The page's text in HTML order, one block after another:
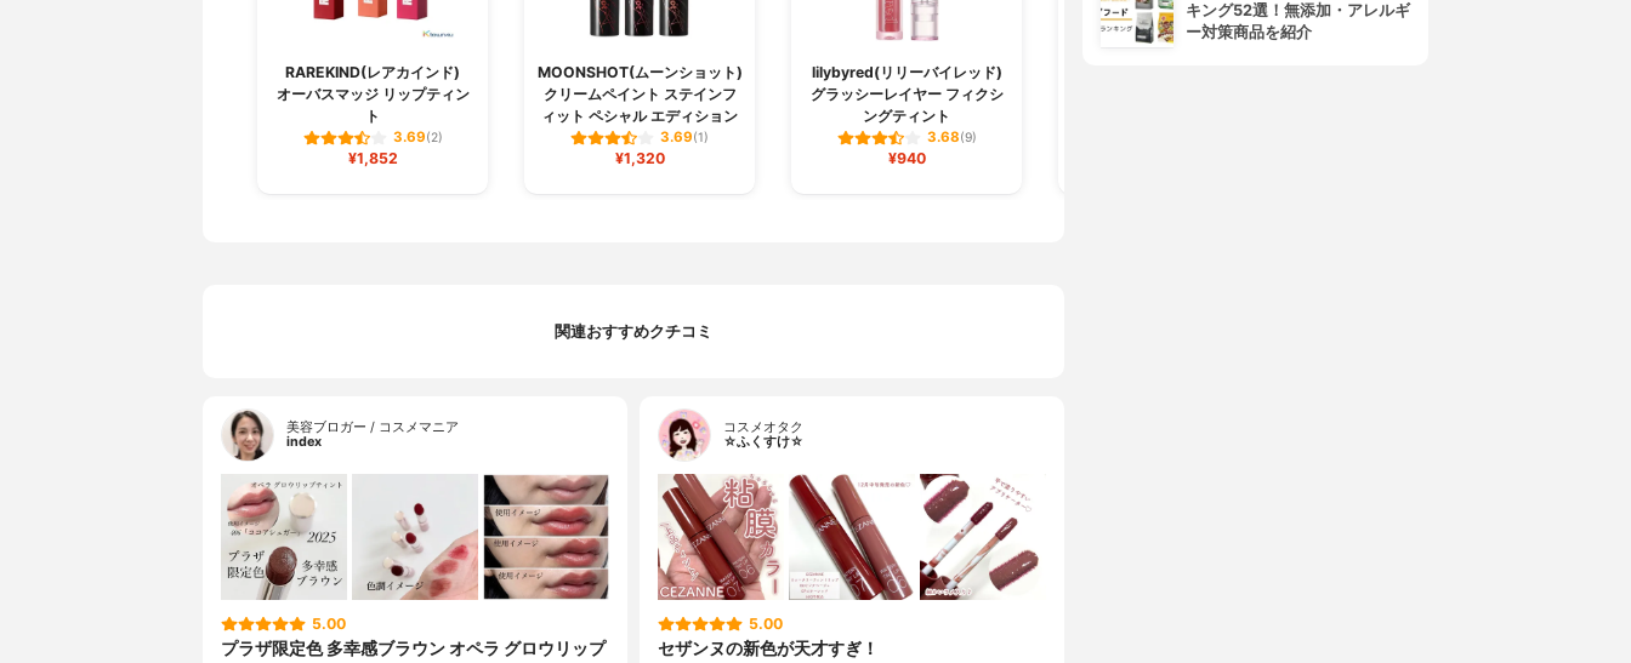
RAREKIND(レアカインド)
オーバスマッジ リップティン
ト
3.69(2)
¥1,852
MOONSHOT(ムーンショット)
クリームペイント ステインフ
ィット ペシャル エディション
3.69(1)
¥1,320
lilybyred(リリーバイレッド)
グラッシーレイヤー フィクシ
ングティント
3.68(9)
¥940
関連おすすめクチコミ
美容ブロガー / コスメマニア
index
5.00
プラザ限定色 多幸感ブラウン オペラ グロウリップ
コスメオタク
☆ふくすけ☆
5.00
セザンヌの新色が天才すぎ！
キング52選！無添加・アレルギ
ー対策商品を紹介